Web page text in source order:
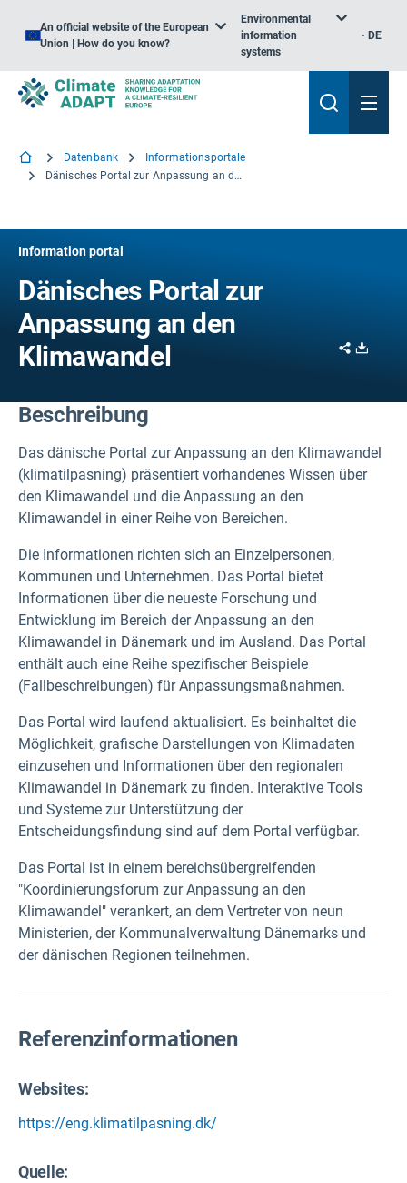
An official website of the European
Union | How do you know?
Environmental
information
systems
DE
Datenbank
Informationsportale
Dänisches Portal zur Anpassung an den Klimawandel
Information portal
Dänisches Portal zur
Anpassung an den
Klimawandel
Share
Beschreibung
Das dänische Portal zur Anpassung an den Klimawandel
(klimatilpasning) präsentiert vorhandenes Wissen über
den Klimawandel und die Anpassung an den
Klimawandel in einer Reihe von Bereichen.
Die Informationen richten sich an Einzelpersonen,
Kommunen und Unternehmen. Das Portal bietet
Informationen über die neueste Forschung und
Entwicklung im Bereich der Anpassung an den
Klimawandel in Dänemark und im Ausland. Das Portal
enthält auch eine Reihe spezifischer Beispiele
(Fallbeschreibungen) für Anpassungsmaßnahmen.
Das Portal wird laufend aktualisiert. Es beinhaltet die
Möglichkeit, grafische Darstellungen von Klimadaten
einzusehen und Informationen über den regionalen
Klimawandel in Dänemark zu finden. Interaktive Tools
und Systeme zur Unterstützung der
Entscheidungsfindung sind auf dem Portal verfügbar.
Das Portal ist in einem bereichsübergreifenden
"Koordinierungsforum zur Anpassung an den
Klimawandel" verankert, an dem Vertreter von neun
Ministerien, der Kommunalverwaltung Dänemarks und
der dänischen Regionen teilnehmen.
Referenzinformationen
Websites:
https://eng.klimatilpasning.dk/
Quelle: